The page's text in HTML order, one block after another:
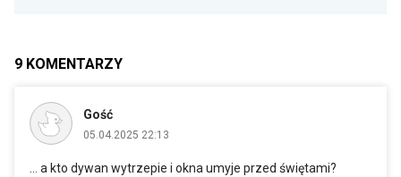
9 KOMENTARZY
Gość
05.04.2025 22:13
… a kto dywan wytrzepie i okna umyje przed świętami?